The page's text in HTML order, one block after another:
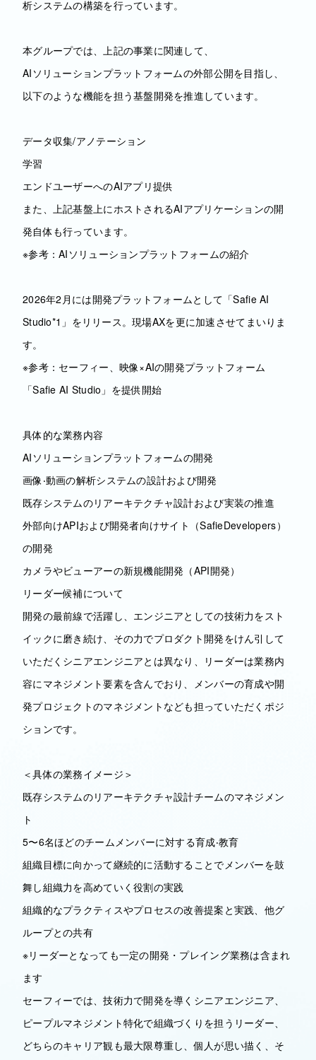
析システムの構築を⾏っています。
本グループでは、上記の事業に関連して、
AIソリューションプラットフォームの外部公開を目指し、
以下のような機能を担う基盤開発を推進しています。
データ収集/アノテーション
学習
エンドユーザーへのAIアプリ提供
また、上記基盤上にホストされるAIアプリケーションの開
発自体も行っています。
※参考：AIソリューションプラットフォームの紹介
2026年2月には開発プラットフォームとして「Safie AI
Studio*1」をリリース。現場AXを更に加速させてまいりま
す。
※参考：セーフィー、映像×AIの開発プラットフォーム
「Safie AI Studio」を提供開始
具体的な業務内容
AIソリューションプラットフォームの開発
画像‧動画の解析システムの設計および開発
既存システムのリアーキテクチャ設計および実装の推進
外部向けAPIおよび開発者向けサイト（SafieDevelopers）
の開発
カメラやビューアーの新規機能開発（API開発）
リーダー候補について
開発の最前線で活躍し、エンジニアとしての技術力をスト
イックに磨き続け、その力でプロダクト開発をけん引して
いただくシニアエンジニアとは異なり、リーダーは業務内
容にマネジメント要素を含んでおり、メンバーの育成や開
発プロジェクトのマネジメントなども担っていただくポジ
ションです。
＜具体の業務イメージ＞
既存システムのリアーキテクチャ設計チームのマネジメン
ト
5〜6名ほどのチームメンバーに対する育成‧教育
組織目標に向かって継続的に活動することでメンバーを鼓
舞し組織力を高めていく役割の実践
組織的なプラクティスやプロセスの改善提案と実践、他グ
ループとの共有
※リーダーとなっても一定の開発・プレイング業務は含まれ
ます
セーフィーでは、技術力で開発を導くシニアエンジニア、
ピープルマネジメント特化で組織づくりを担うリーダー、
どちらのキャリア観も最大限尊重し、個人が思い描く、そ